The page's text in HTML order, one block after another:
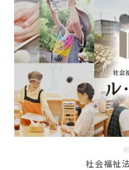
社会福祉